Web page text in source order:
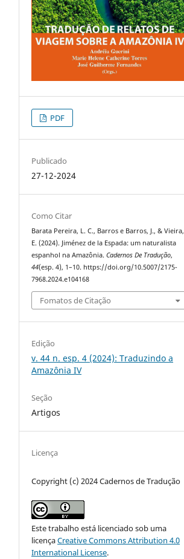
PDF
Publicado
27-12-2024
Como Citar
Barata Pereira, L. C., Barros e Barros, J., & Vieira,
E. (2024). Jiménez de la Espada: um naturalista
espanhol na Amazônia.Cadernos De Tradução,
44(esp. 4), 1–10. https://doi.org/10.5007/2175-
7968.2024.e104168
Fomatos de Citação
Edição
v. 44 n. esp. 4 (2024): Traduzindo a
Amazônia IV
Seção
Artigos
Licença
Copyright (c) 2024 Cadernos de Tradução
Este trabalho está licenciado sob uma
licençaCreative Commons Attribution 4.0
International License.